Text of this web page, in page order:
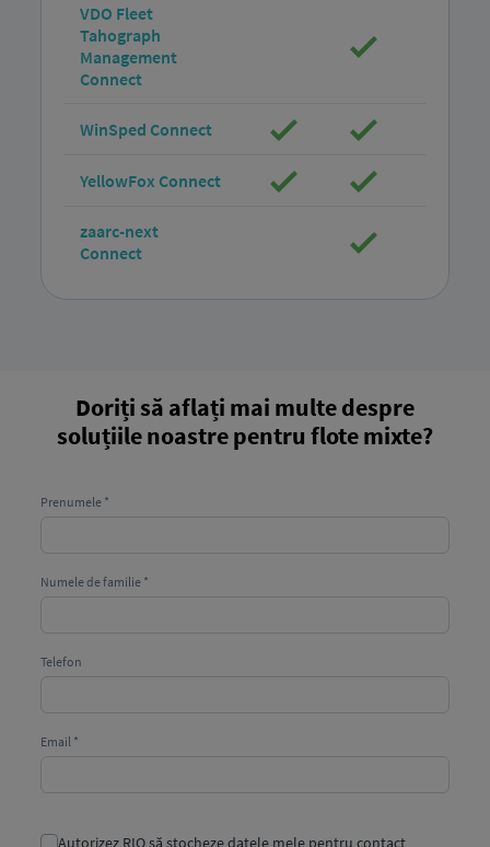
VDO Fleet
Tahograph
Management
Connect
WinSped Connect
YellowFox Connect
zaarc-next
Connect
Doriți să aflați mai multe despre
soluțiile noastre pentru flote mixte?